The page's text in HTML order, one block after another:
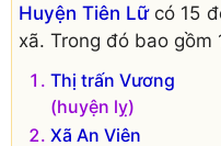
Huyện Tiên Lữcó 15
xã. Trong đó bao gồm
Thị trấn Vương
(huyện lỵ)
Xã An Viên